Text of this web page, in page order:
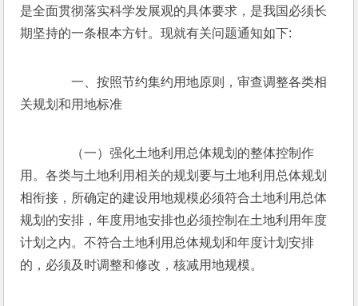
是全面贯彻落实科学发展观的具体要求，是我国必须长
期坚持的一条根本方针。现就有关问题通知如下:
一、按照节约集约用地原则，审查调整各类相
关规划和用地标准
（一）强化土地利用总体规划的整体控制作
用。各类与土地利用相关的规划要与土地利用总体规划
相衔接，所确定的建设用地规模必须符合土地利用总体
规划的安排，年度用地安排也必须控制在土地利用年度
计划之内。不符合土地利用总体规划和年度计划安排
的，必须及时调整和修改，核减用地规模。